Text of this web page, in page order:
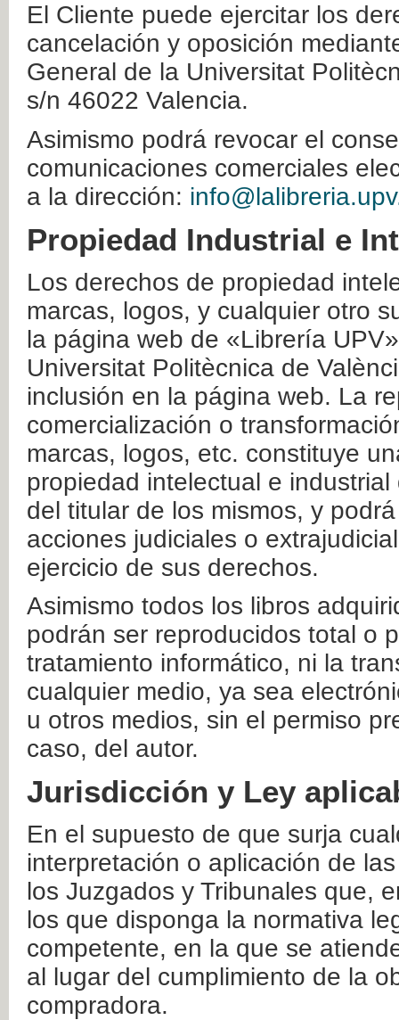
El Cliente puede ejercitar los
cancelación y oposición
General de la Universitat
s/n 46022 Valencia.
Asimismo podrá revocar el
comunicaciones comerciales
a la dirección:
Propiedad Industrial e
Los derechos de propiedad
marcas, logos, y cualquier otro
la página web de «Librería
Universitat Politècnica de
inclusión en la página web. La
comercialización o
marcas, logos, etc. constituye
propiedad intelectual e
del titular de los mismos, y
acciones judiciales o
ejercicio de sus derechos.
Asimismo todos los libros
podrán ser reproducidos total o
tratamiento informático, ni la
cualquier medio, ya sea
u otros medios, sin el permiso
caso, del autor.
Jurisdicción y Ley
En el supuesto de que surja
interpretación o aplicación de
los Juzgados y Tribunales que,
los que disponga la normativa
competente, en la que se
al lugar del cumplimiento de la
compradora.